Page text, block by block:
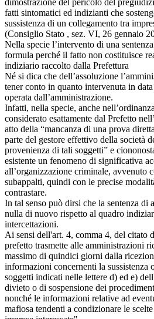
fatti sintomatici ed indizianti che
sussistenza di un collegamento tra
(Consiglio Stato , sez. VI, 26 gennaio
Nella specie l’intervento di una
formula perché il fatto non costituisce
indiziario raccolto dalla Prefettura
Né si dica che dell’assoluzione
tener conto in quanto intervenuta in
operata dall’amministrazione.
Infatti, nella specie, anche
considerato esattamente dal Prefetto
atto della “mancanza di una prova
parte del gestore effettivo della società
provenienza di tali soggetti” e
esistente un fenomeno di significativa
all’organizzazione criminale, avvenuto
subappalti, quindi con le precise
contrastare.
In tal senso può dirsi che la sentenza di
nulla di nuovo rispetto al quadro
intercettazioni.
Ai sensi dell'art. 4, comma 4, del citato
prefetto trasmette alle amministrazioni
massimo di quindici giorni dalla
informazioni concernenti la sussistenza
soggetti indicati nelle lettere d) ed e)
divieto o di sospensione dei
nonché le informazioni relative ad
mafiosa tendenti a condizionare le